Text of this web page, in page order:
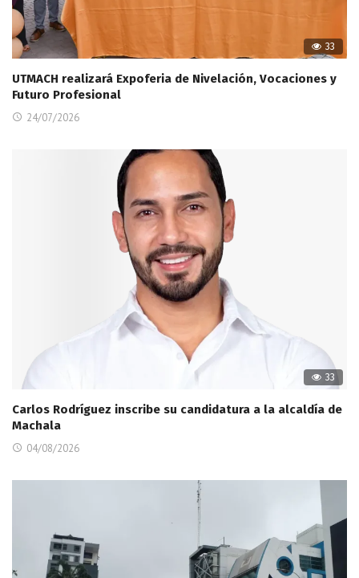
33
UTMACH realizará Expoferia de Nivelación, Vocaciones y
Futuro Profesional
24/07/2026
33
Carlos Rodríguez inscribe su candidatura a la alcaldía de
Machala
04/08/2026